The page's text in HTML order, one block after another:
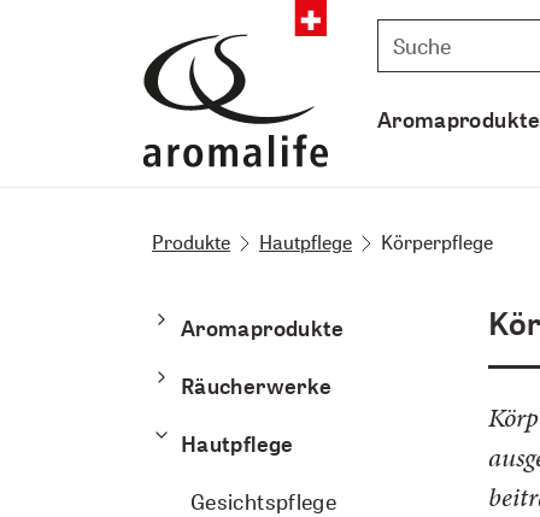
Aromaprodukte
Produkte Hautpflege Körperpflege
Aromaprodukte
Räucherwerke
Hautpflege
Gesichtspflege